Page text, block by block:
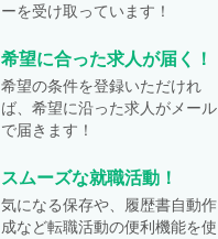
ーを受け取っています！
希望に合った求人が届く！
希望の条件を登録いただけれ
ば、希望に沿った求人がメール
で届きます！
スムーズな就職活動！
気になる保存や、履歴書自動作
成など転職活動の便利機能を使